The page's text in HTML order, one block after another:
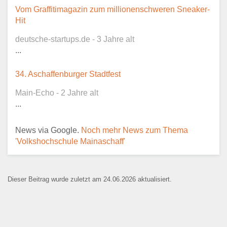
Dieser Teil dient lediglich zur
E-Mail*
Vom Graffitimagazin zum millionenschweren Sneaker-
Hit
deutsche-startups.de - 3 Jahre alt
...
34. Aschaffenburger Stadtfest
Main-Echo - 2 Jahre alt
...
News via Google. Noch mehr News zum Thema
'Volkshochschule Mainaschaff'
Dieser Beitrag wurde zuletzt am 24.06.2026 aktualisiert.